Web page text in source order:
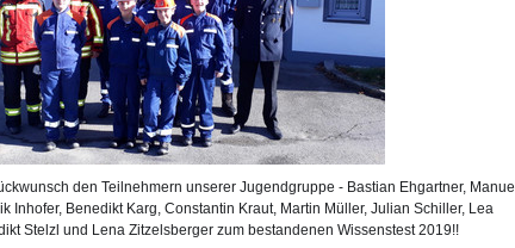
den Teilnehmern unserer Jugendgruppe - Bastian Ehgartner, Manuel
Inhofer, Benedikt Karg, Constantin Kraut, Martin Müller, Julian Schiller, Lea
Stelzl und Lena Zitzelsberger zum bestandenen Wissenstest 2019!!